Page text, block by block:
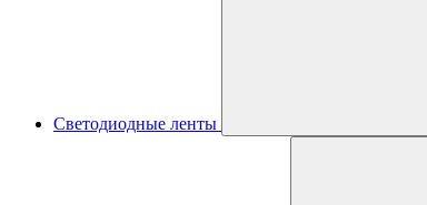
Светодиодные ленты